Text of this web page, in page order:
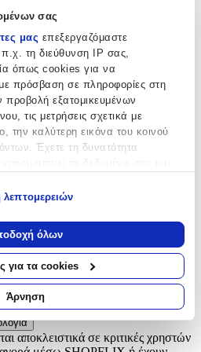
σας
μας επεξεργαζόμαστε
τη διεύθυνση IP σας,
όπως cookies για να
πρόσβαση σε πληροφορίες στη
εξατομικευμένων
τις μετρήσεις σχετικά με
την καλύτερη εικόνα του κοινού
Έχετε τη δυνατότητα
σχετικά με τη γεωγραφική
μπορεί να είναι ακριβείς σε
συσκευή σας σαρώνοντας ενεργά
(δακτυλικό αποτύπωμα)
με τον τρόπο επεξεργασίας των
καθορίστε τις προτιμήσεις σας
. Μπορείτε να αλλάξετε ή να
όλων
για τα cookies
Άρνηση
αξιολογήσεις. Όταν
εδώ.
αποκλειστικά σε κριτικές χρηστών